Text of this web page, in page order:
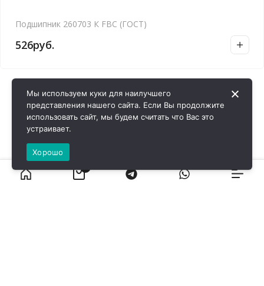
Подшипник 260703 К FBC (ГОСТ)
526руб.
Мы используем куки для наилучшего
представления нашего сайта. Если Вы продолжите
использовать сайт, мы будем считать что Вас это
устраивает.
Хорошо